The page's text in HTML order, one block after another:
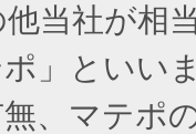
当社が相
」といい
、マテポ